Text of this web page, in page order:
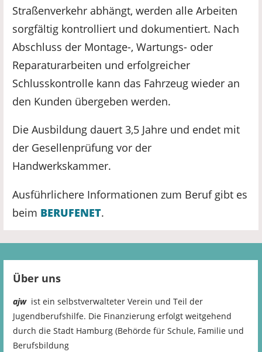
Straßenverkehr abhängt, werden alle Arbeiten
sorgfältig kontrolliert und dokumentiert. Nach
Abschluss der Montage-, Wartungs- oder
Reparaturarbeiten und erfolgreicher
Schlusskontrolle kann das Fahrzeug wieder an
den Kunden übergeben werden.
Die Ausbildung dauert 3,5 Jahre und endet mit
der Gesellenprüfung vor der
Handwerkskammer.
Ausführlichere Informationen zum Beruf gibt es
beim BERUFENET.
Über uns
ajw ist ein selbstverwalteter Verein und Teil der
Jugendberufshilfe. Die Finanzierung erfolgt weitgehend
durch die Stadt Hamburg (Behörde für Schule, Familie und
Berufsbildung